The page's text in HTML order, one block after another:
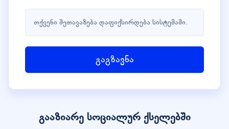
თქვენი შეთავაზება დაფიქსირდება სისტემაში.
გაგზავნა
გააზიარე სოციალურ ქსელებში